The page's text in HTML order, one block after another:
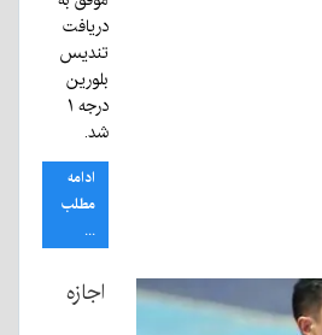
دریافت
تندیس
بلورین
درجه ۱
شد.
ادامه
مطلب
...
اجازه